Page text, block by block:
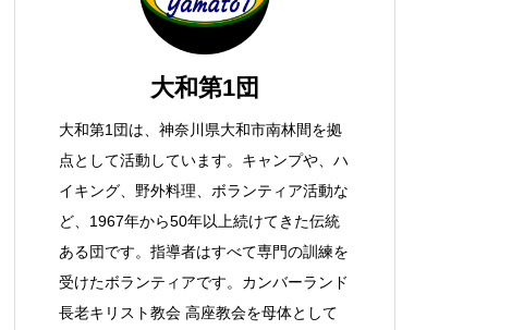
大和第1団
大和第1団は、神奈川県大和市南林間を拠
点として活動しています。キャンプや、ハ
イキング、野外料理、ボランティア活動な
ど、1967年から50年以上続けてきた伝統
ある団です。指導者はすべて専門の訓練を
受けたボランティアです。カンバーランド
長老キリスト教会 高座教会を母体として